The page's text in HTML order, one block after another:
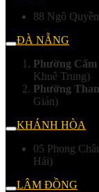
88 Ngô
ĐÀ NẴNG
Phường
Khuê Trung)
Phường
Gián)
KHÁNH HÒA
05 Phong
Hải)
LÂM ĐỒNG